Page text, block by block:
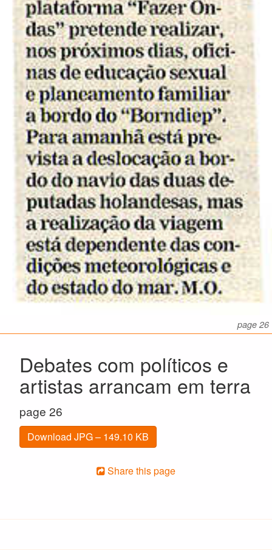
page 26
Debates com políticos e
artistas arrancam em terra
page 26
Download JPG – 149.10 KB
Share this page